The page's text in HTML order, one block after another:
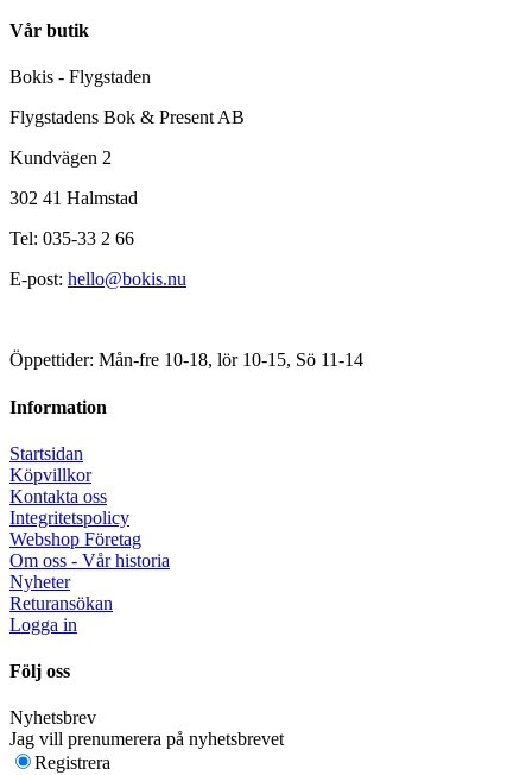
Vår butik
Bokis - Flygstaden
Flygstadens Bok & Present AB
Kundvägen 2
302 41 Halmstad
Tel: 035-33 2 66
E-post: hello@bokis.nu
Öppettider: Mån-fre 10-18, lör 10-15, Sö 11-14
Information
Startsidan
Köpvillkor
Kontakta oss
Integritetspolicy
Webshop Företag
Om oss - Vår historia
Nyheter
Returansökan
Logga in
Följ oss
Nyhetsbrev
Jag vill prenumerera på nyhetsbrevet
Registrera